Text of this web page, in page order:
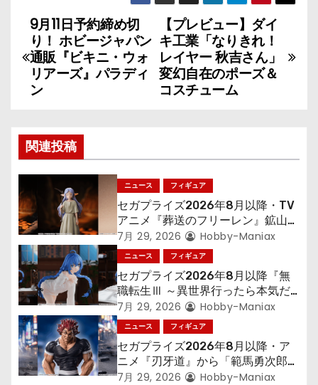
投
稿
ナ
ゲ
ー
シ
ョ
ン
【プレビュー】ダイ
キ工業「なりきれ！
レイヤー 秋吉さん」
変幻自在のポーズ＆
コスチューム
9月11日予約締め切
り！ ホビージャパン
通販『ビキニ・ウォ
リアーズ』パラディ
ン
関連投稿
ニュース フィギュア
セガプライズ2026年8月以降・TV
アニメ『葬送のフリーレン』鉱山で
300年働くことになっっちゃった
「フリーレン」を立体化！
7月 29, 2026 Hobby-Maniax
ニュース フィギュア
セガプライズ2026年8月以降『無
職転生Ⅲ ～異世界行ったら本気だ
す～』から「ロキシー」のフィギュ
アが登場！
7月 29, 2026 Hobby-Maniax
ニュース フィギュア
セガプライズ2026年8月以降・ア
ニメ『刃牙道』から「範馬勇次郎」
が登場ッッ!!
7月 29, 2026 Hobby-Maniax